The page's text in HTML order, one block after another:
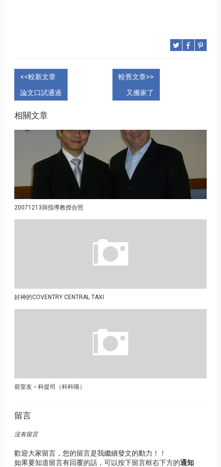
<<較新文章
論文口試通過
較舊文章>>
又搬家了
相關文章
20071213與指導教授合照
好神的COVENTRY CENTRAL TAXI
前室友 -- 科提司（科科喵）
留言
沒有留言
歡迎大家留言，您的留言是我繼續發文的動力！！
如果要知道留言有回覆的話，可以按下留言框右下方的通知